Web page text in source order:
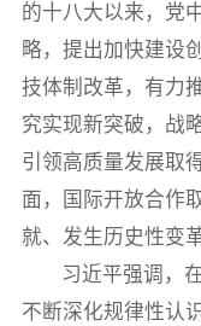
的十八大以来，党
略，提出加快建设
技体制改革，有力
究实现新突破，战
引领高质量发展取
面，国际开放合作
就、发生历史性变革
习近平强调，
不断深化规律性认